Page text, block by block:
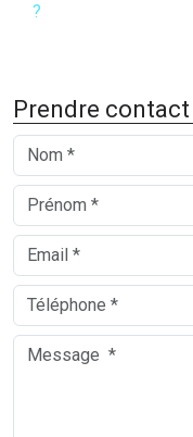
?
Prendre